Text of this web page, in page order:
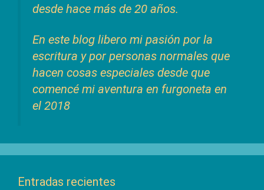
desde hace más de 20 años.
En este blog libero mi pasión por la
escritura y por personas normales que
hacen cosas especiales desde que
comencé mi aventura en furgoneta en
el 2018
Entradas recientes